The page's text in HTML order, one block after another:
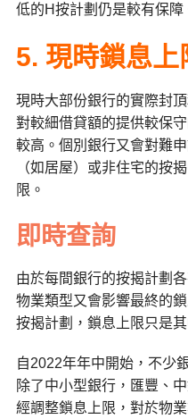
低的H按計劃仍是較有保障
5. 現時鎖息上
現時大部份銀行的實際封
對較細借貸額的提供較保
較高。個別銀行又會對難
（如居屋）或非住宅的按
限。
即時查詢
由於每間銀行的按揭計劃
物業類型又會影響最終的
按揭計劃，鎖息上限只是
自2022年年中開始，不少
除了中小型銀行，匯豐、
經調整鎖息上限，對於物